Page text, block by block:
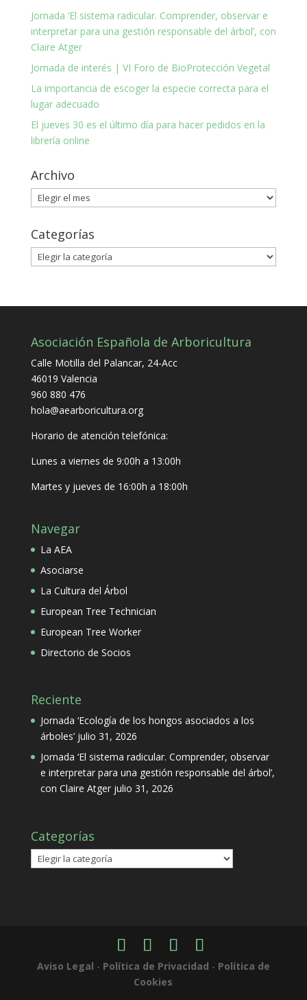
Jornada ‘El sistema radicular. Comprender, observar e
interpretar para una gestión responsable del árbol’, con
Claire Atger
Jornada de interés | VI Foro de BioProtección Vegetal
La importancia de escoger la especie correcta para el
lugar adecuado
El jueves 30 es el último día para hacer pedidos en la
librería online
Archivo
Archivo
Categorías
Categorías
Asociación Española de Arboricultura
Calle Motilla del Palancar, 24-Acc
46019 Valencia
960 880 476
hola@aearboricultura.org
Horario de atención telefónica:
Lunes a viernes de 9:00h a 13:00h
Martes y jueves de 16:00h a 18:00h
Navegar
La AEA
Asociarse
La Cultura del Árbol
European Tree Technician
European Tree Worker
Directorio de Socios
Reciente
Jornada ‘Ecología de los hongos asociados a los
árboles’ julio 31, 2026
Jornada ‘El sistema radicular. Comprender, observar
e interpretar para una gestión responsable del árbol’,
con Claire Atger julio 31, 2026
Categorías
Categorías
Aviso Legal - Política de Privacidad - Política de
Cookies